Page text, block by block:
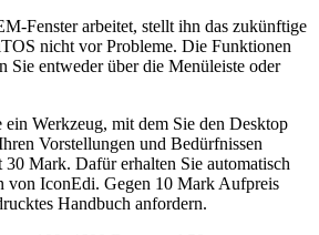
Fenster arbeitet, stellt ihn das zukünftige
nicht vor Probleme. Die Funktionen
Sie entweder über die Menüleiste oder
Werkzeug, mit dem Sie den Desktop
Vorstellungen und Bedürfnissen
30 Mark. Dafür erhalten Sie automatisch
von IconEdi. Gegen 10 Mark Aufpreis
Handbuch anfordern.